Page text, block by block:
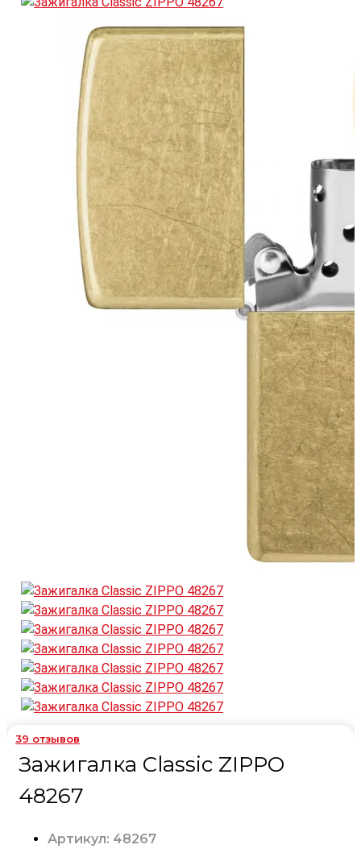
39 отзывов
Зажигалка Classic ZIPPO
48267
Артикул: 48267